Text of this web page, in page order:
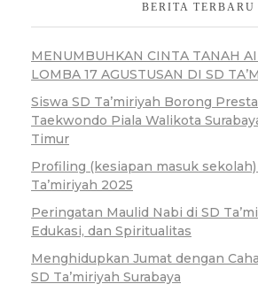
BERITA TERBARU
MENUMBUHKAN CINTA TANAH
LOMBA 17 AGUSTUSAN DI SD
Siswa SD Ta’miriyah Borong
Taekwondo Piala Walikota
Timur
Profiling (kesiapan masuk sekolah)
Ta’miriyah 2025
Peringatan Maulid Nabi di SD
Edukasi, dan Spiritualitas
Menghidupkan Jumat dengan
SD Ta’miriyah Surabaya